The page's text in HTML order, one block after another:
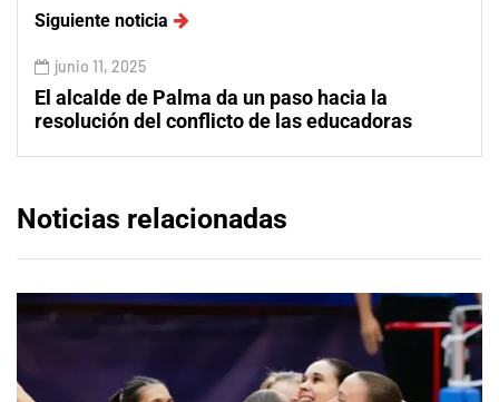
Siguiente noticia
junio 11, 2025
El alcalde de Palma da un paso hacia la
resolución del conflicto de las educadoras
Noticias relacionadas